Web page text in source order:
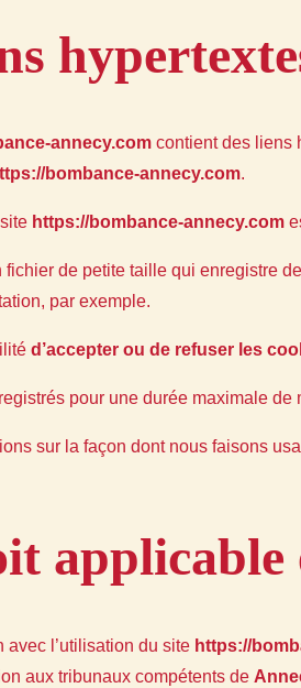
annecy.com contient des liens
bombance-annecy.com.
https://bombance-annecy.com
fichier de petite taille qui enregistre
par exemple.
d’accepter ou de refuser les
pour une durée maximale de
sur la façon dont nous faisons
avec l’utilisation du site https://
aux tribunaux compétents de